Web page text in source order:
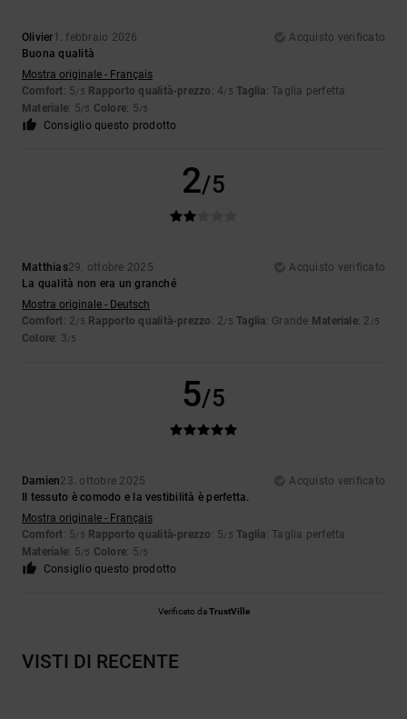
Olivier1. febbraio 2026
Acquisto verificato
Buona qualità
Mostra originale - Français
Comfort: 5/5 Rapporto qualità-prezzo : 4/5 Taglia: Taglia perfetta
Materiale: 5/5 Colore: 5/5
Consiglio questo prodotto
2/5
Matthias29. ottobre 2025
Acquisto verificato
La qualità non era un granché
Mostra originale - Deutsch
Comfort: 2/5 Rapporto qualità-prezzo : 2/5 Taglia: Grande Materiale: 2 /5
Colore: 3/5
5/5
Damien23. ottobre 2025
Acquisto verificato
Il tessuto è comodo e la vestibilità è perfetta.
Mostra originale - Français
Comfort: 5/5 Rapporto qualità-prezzo : 5/5 Taglia: Taglia perfetta
Materiale: 5/5 Colore: 5/5
Consiglio questo prodotto
Verificato daTrustVille
VISTI DI RECENTE